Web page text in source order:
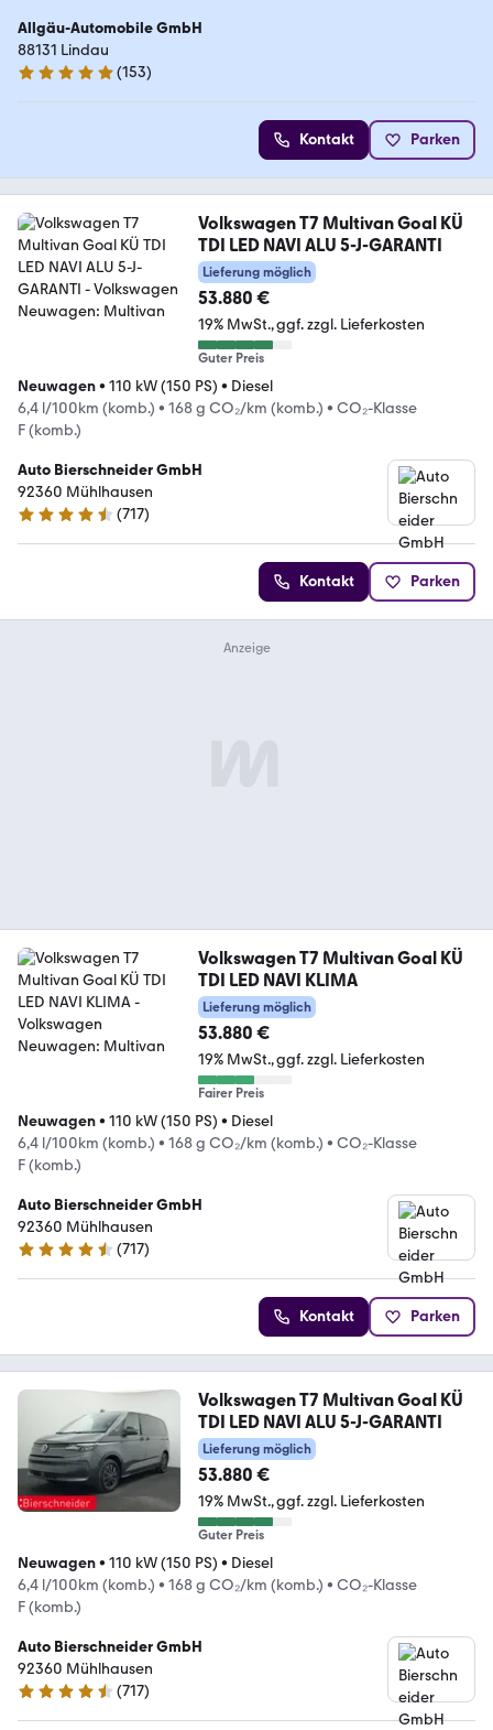
Allgäu-Automobile GmbH
88131 Lindau
4.9 Sterne
(153)
Kontakt Parken
Volkswagen T7 Multivan Goal KÜ
TDI LED NAVI ALU 5-J-GARANTI
Lieferung möglich
53.880 €
19% MwSt. ggf. zzgl. Lieferkosten
Guter Preis
Neuwagen• 110 kW (150 PS) • Diesel
6,4 l/100km (komb.) • 168 g CO₂/km (komb.) • CO₂-Klasse
F (komb.)
Auto Bierschneider GmbH
92360 Mühlhausen
4.5 Sterne
(717)
Kontakt Parken
Volkswagen T7 Multivan Goal KÜ
TDI LED NAVI KLIMA
Lieferung möglich
53.880 €
19% MwSt. ggf. zzgl. Lieferkosten
Fairer Preis
Neuwagen• 110 kW (150 PS) • Diesel
6,4 l/100km (komb.) • 168 g CO₂/km (komb.) • CO₂-Klasse
F (komb.)
Auto Bierschneider GmbH
92360 Mühlhausen
4.5 Sterne
(717)
Kontakt Parken
Volkswagen T7 Multivan Goal KÜ
TDI LED NAVI ALU 5-J-GARANTI
Lieferung möglich
53.880 €
19% MwSt. ggf. zzgl. Lieferkosten
Guter Preis
Neuwagen• 110 kW (150 PS) • Diesel
6,4 l/100km (komb.) • 168 g CO₂/km (komb.) • CO₂-Klasse
F (komb.)
Auto Bierschneider GmbH
92360 Mühlhausen
4.5 Sterne
(717)